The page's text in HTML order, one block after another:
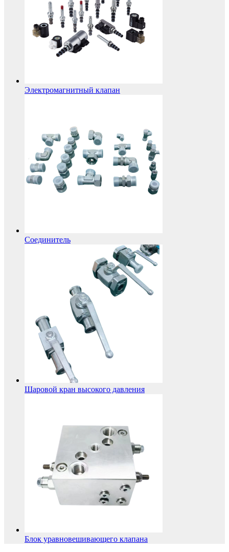
Электромагнитный клапан
Соединитель
Шаровой кран высокого давления
Блок уравновешивающего клапана